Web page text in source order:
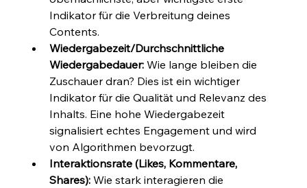
Indikator für die Verbreitung deines
Contents.
Wiedergabezeit/Durchschnittliche
Wiedergabedauer: Wie lange bleiben die
Zuschauer dran? Dies ist ein wichtiger
Indikator für die Qualität und Relevanz des
Inhalts. Eine hohe Wiedergabezeit
signalisiert echtes Engagement und wird
von Algorithmen bevorzugt.
Interaktionsrate (Likes, Kommentare,
Shares): Wie stark interagieren die